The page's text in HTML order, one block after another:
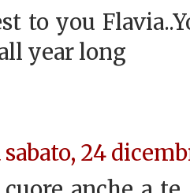
to you
year long
sabato, 24